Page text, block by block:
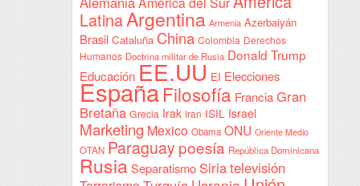
LatinaArgentina Armenia Azerbaiyán
Brasil Cataluña China Colombia Derechos
Humanos Doctrina militar de Rusia Donald Trump
EducaciónEE.UU EI Elecciones
España Filosofía Francia Gran
Bretaña Grecia Irak Iran ISIL Israel
Marketing Mexico Obama ONU Oriente Medio
OTAN Paraguay poesía República Dominicana
Rusia Separatismo Siriatelevisión